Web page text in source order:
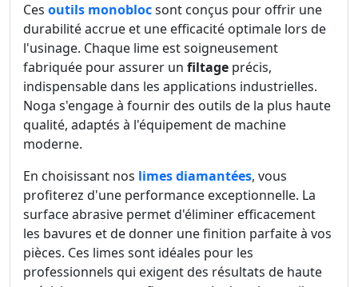
Ces outils monoblocsont conçus pour offrir une
durabilité accrue et une efficacité optimale lors de
l'usinage. Chaque lime est soigneusement
fabriquée pour assurer un filtage précis,
indispensable dans les applications industrielles.
Noga s'engage à fournir des outils de la plus haute
qualité, adaptés à l'équipement de machine
moderne.
En choisissant nos limes diamantées, vous
profiterez d'une performance exceptionnelle. La
surface abrasive permet d'éliminer efficacement
les bavures et de donner une finition parfaite à vos
pièces. Ces limes sont idéales pour les
professionnels qui exigent des résultats de haute